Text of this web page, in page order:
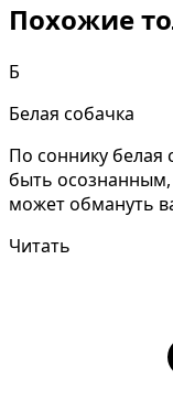
Похожие
Б
Белая собачка
По соннику белая
быть осознанным,
может обмануть
Читать